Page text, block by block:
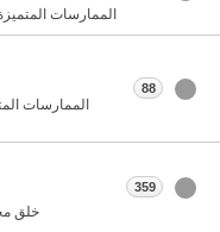
الممارسات
الممارسات
88
خلق
359